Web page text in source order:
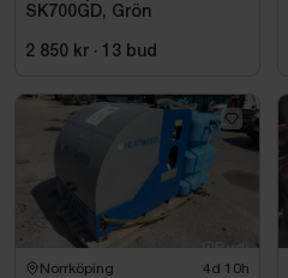
SK700GD, Grön
2 850 kr · 13 bud
Norrköping 4d 10h